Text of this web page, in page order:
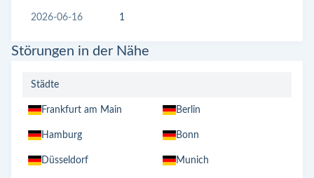
2026-06-16 1
Störungen in der Nähe
Städte
Frankfurt am Main Berlin
Hamburg Bonn
Düsseldorf Munich